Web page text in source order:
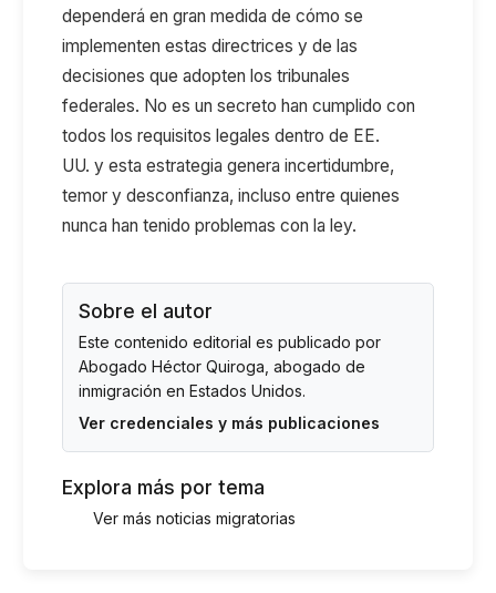
dependerá en gran medida de cómo se
implementen estas directrices y de las
decisiones que adopten los tribunales
federales. No es un secreto han cumplido con
todos los requisitos legales dentro de EE.
UU. y esta estrategia genera incertidumbre,
temor y desconfianza, incluso entre quienes
nunca han tenido problemas con la ley.
Sobre el autor
Este contenido editorial es publicado por
Abogado Héctor Quiroga , abogado de
inmigración en Estados Unidos.
Ver credenciales y más publicaciones
Explora más por tema
Ver más noticias migratorias